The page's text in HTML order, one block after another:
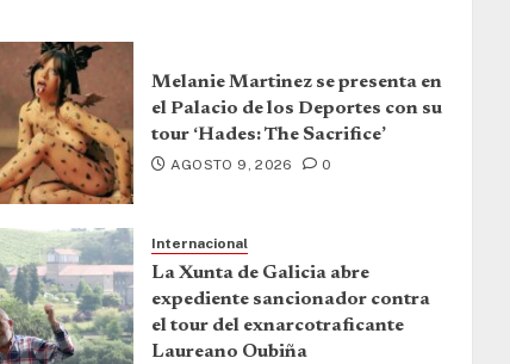
Melanie Martinez se presenta en
el Palacio de los Deportes con su
tour ‘Hades: The Sacrifice’
AGOSTO 9, 2026 0
Internacional
La Xunta de Galicia abre
expediente sancionador contra
el tour del exnarcotraficante
Laureano Oubiña